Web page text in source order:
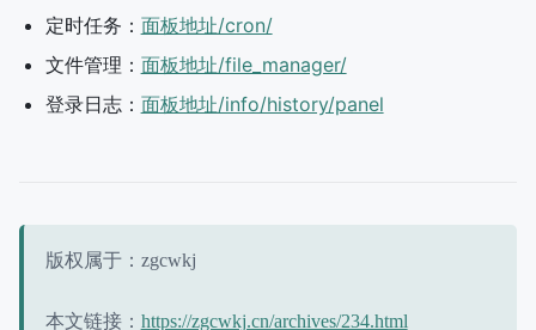
定时任务： 面板地址/cron/
文件管理： 面板地址/file_manager/
登录日志： 面板地址/info/history/panel
版权属于：zgcwkj
本文链接： https://zgcwkj.cn/archives/234.html